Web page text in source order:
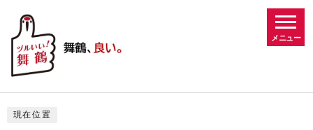
メニュー
現在位置